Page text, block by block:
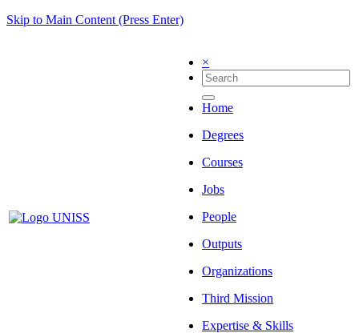
Skip to Main Content (Press Enter)
×
Home
Degrees
Courses
Jobs
People
Outputs
Organizations
Third Mission
Expertise & Skills